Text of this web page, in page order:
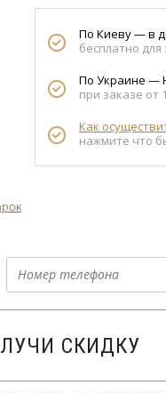
По Киеву — в
бесплатно для
По Украине —
при заказе от
Как
нажмите что
СКИДКУ